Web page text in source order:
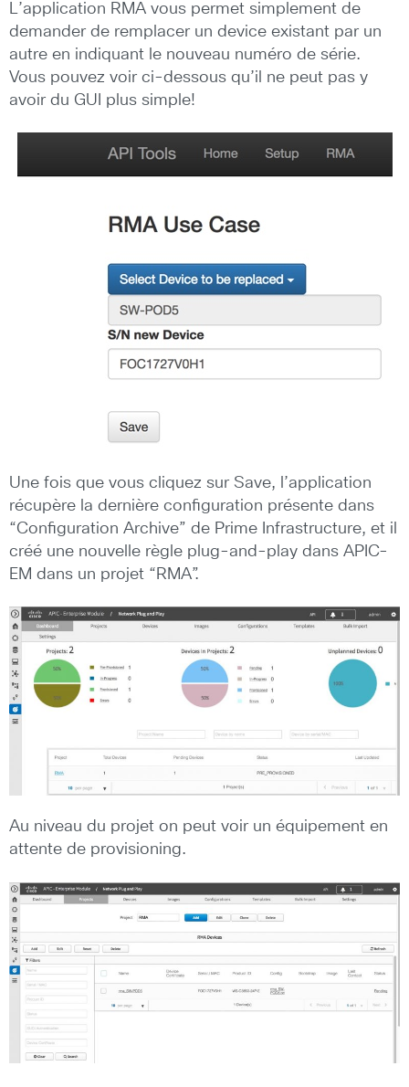
L’application RMA vous permet simplement de
demander de remplacer un device existant par un
autre en indiquant le nouveau numéro de série.
Vous pouvez voir ci-dessous qu’il ne peut pas y
avoir du GUI plus simple!
Une fois que vous cliquez sur Save, l’application
récupère la dernière configuration présente dans
“Configuration Archive” de Prime Infrastructure, et il
créé une nouvelle règle plug-and-play dans APIC-
EM dans un projet “RMA”.
Au niveau du projet on peut voir un équipement en
attente de provisioning.